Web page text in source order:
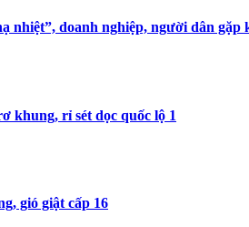
nhiệt”, doanh nghiệp, người dân gặp
khung, rỉ sét dọc quốc lộ 1
gió giật cấp 16